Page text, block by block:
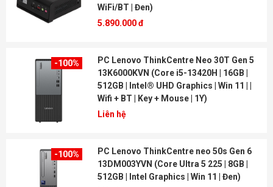
WiFi/BT | Đen)
5.890.000 đ
-100%
PC Lenovo ThinkCentre Neo 30T Gen 5
13K6000KVN (Core i5-13420H | 16GB |
512GB | Intel® UHD Graphics | Win 11 | |
Wifi + BT | Key + Mouse | 1Y)
Liên hệ
-100%
PC Lenovo ThinkCentre neo 50s Gen 6
13DM003YVN (Core Ultra 5 225 | 8GB |
512GB | Intel Graphics | Win 11 | Đen)